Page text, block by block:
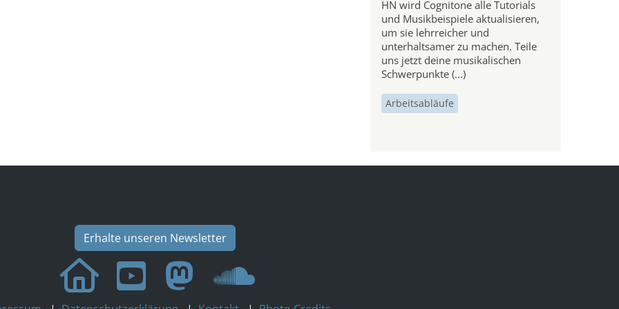
HN wird Cognitone alle Tutorials
und Musikbeispiele aktualisieren,
um sie lehrreicher und
unterhaltsamer zu machen. Teile
uns jetzt deine musikalischen
Schwerpunkte (...)
Arbeitsabläufe
Erhalte unseren Newsletter